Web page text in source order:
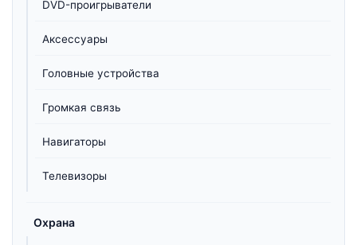
DVD-проигрыватели
Аксессуары
Головные устройства
Громкая связь
Навигаторы
Телевизоры
Охрана